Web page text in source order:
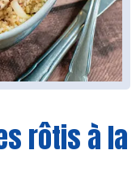
rôtis à la